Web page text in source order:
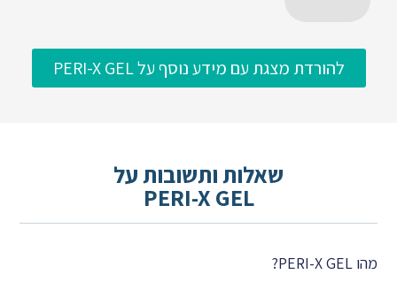
להורדת מצגת עם מידע נוסף על PERI-X GEL
שאלות ותשובות על
PERI-X GEL
מהו PERI-X GEL?